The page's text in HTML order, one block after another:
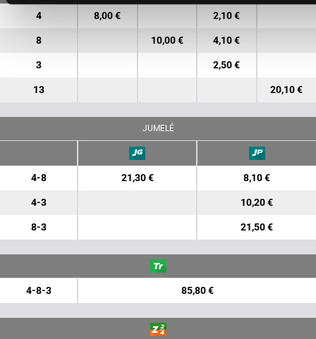
4 8,00 € 2,10 €
8 10,00 € 4,10 €
3 2,50 €
13 20,10 €
JUMELÉ
4-8 21,30 € 8,10 €
4-3 10,20 €
8-3 21,50 €
4-8-3 85,80 €